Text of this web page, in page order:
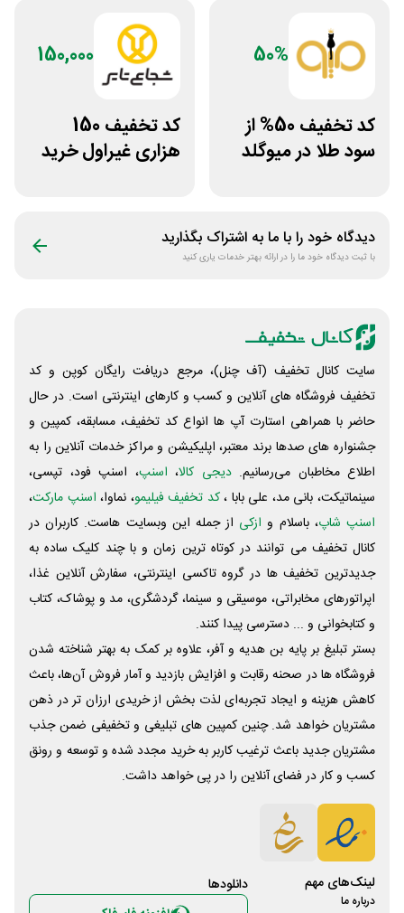
50%
کد تخفیف 50% از
سود طلا در میوگلد
150,000
کد تخفیف 150
هزاری غیراول خرید
دیدگاه خود را با ما به اشتراک بگذارید
با ثبت دیدگاه خود ما را در ارائه بهتر خدمات یاری کنید
سایت کانال تخفیف (آف چنل)، مرجع دریافت رایگان کوپن و کد
تخفیف فروشگاه های آنلاین و کسب و‌ کارهای اینترنتی است. در حال
حاضر با همراهی استارت آپ ها انواع کد تخفیف، مسابقه، کمپین و
جشنواره های صدها برند معتبر، اپلیکیشن و مراکز خدمات آنلاین را به
اطلاع مخاطبان می‌رسانیم. دیجی کالا، اسنپ، اسنپ فود، تپسی،
سینماتیکت، بانی مد، علی‌ بابا ،کد تخفیف فیلیمو، نماوا، اسنپ مارکت،
اسنپ شاپ، باسلام و ازکی از جمله این وبسایت ‌هاست. کاربران در
کانال تخفیف می توانند در کوتاه ترین زمان و با چند کلیک ساده به
جدیدترین تخفیف ها در گروه تاکسی اینترنتی، سفارش آنلاین غذا،
اپراتورهای مخابراتی، موسیقی و سینما، گردشگری، مد و پوشاک، کتاب
و کتابخوانی و ... دسترسی پیدا کنند.
بستر تبلیغ بر پایه بن هدیه و آفر، علاوه بر کمک به بهتر شناخته شدن
فروشگاه ها در صحنه رقابت و افزایش بازدید و آمار فروش آن‌ها، باعث
کاهش هزینه و ایجاد تجربه‌ای لذت بخش از خریدی ارزان تر در ذهن
مشتریان خواهد شد. چنین کمپین های تبلیغی و تخفیفی ضمن جذب
مشتریان جدید باعث ترغیب کاربر به خرید مجدد شده و توسعه و رونق
کسب و کار در فضای آنلاین را در پی خواهد داشت.
لینک‌های مهم
درباره ما
دانلود‌ها